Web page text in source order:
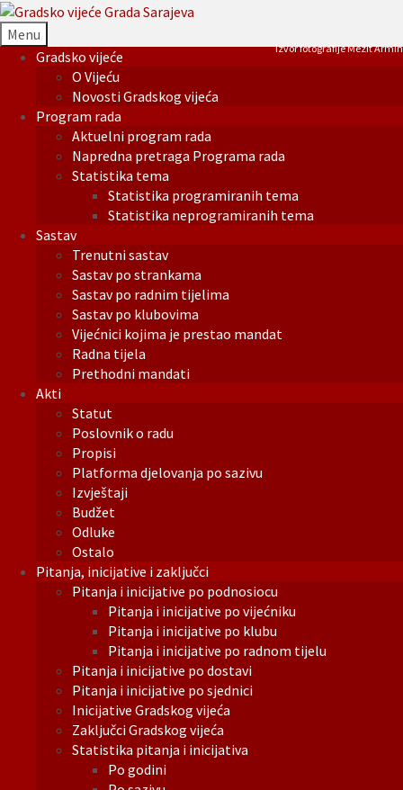
Menu
Gradsko vijeće
O Vijeću
Novosti Gradskog vijeća
Program rada
Aktuelni program rada
Napredna pretraga Programa rada
Statistika tema
Statistika programiranih tema
Statistika neprogramiranih tema
Sastav
Trenutni sastav
Sastav po strankama
Sastav po radnim tijelima
Sastav po klubovima
Vijećnici kojima je prestao mandat
Radna tijela
Prethodni mandati
Akti
Statut
Poslovnik o radu
Propisi
Platforma djelovanja po sazivu
Izvještaji
Budžet
Odluke
Ostalo
Pitanja, inicijative i zaključci
Pitanja i inicijative po podnosiocu
Pitanja i inicijative po vijećniku
Pitanja i inicijative po klubu
Pitanja i inicijative po radnom tijelu
Pitanja i inicijative po dostavi
Pitanja i inicijative po sjednici
Inicijative Gradskog vijeća
Zaključci Gradskog vijeća
Statistika pitanja i inicijativa
Po godini
Izvor fotografije Mezit Armin